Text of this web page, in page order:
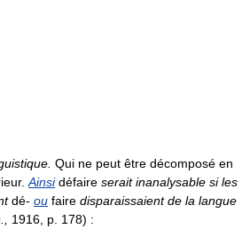
Qui ne peut être décomposé en
Ainsi défaire serait inanalysable si les
dé- ou faire disparaissaient de la langue
1916, p. 178) :